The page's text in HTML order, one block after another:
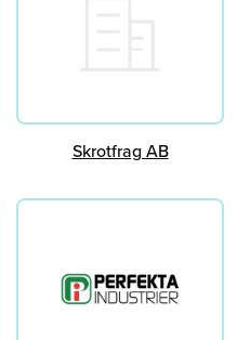
Skrotfrag AB